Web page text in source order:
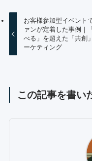
お客様参加型イベント
ァンが定着した事例｜
べる」を超えた「共創
ーケティング
この記事を書い